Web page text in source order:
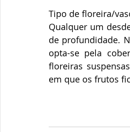
Tipo de floreira/
Qualquer um
de profundidade.
opta-se pela
floreiras
em que os frutos